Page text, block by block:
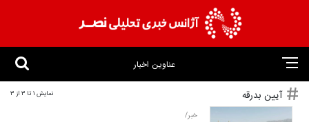
عناوین اخبار
آیین بدرقه نمایش 1 تا 3 از 3
خبر/